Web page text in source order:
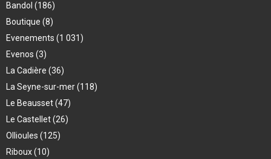
Bandol (186)
Boutique (8)
Evenements (1 031)
Evenos (3)
La Cadière (36)
La Seyne-sur-mer(118)
Le Beausset(47)
Le Castellet(26)
Ollioules (125)
Riboux(10)